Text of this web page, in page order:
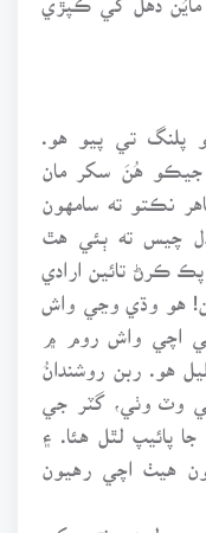
پلنگ تي پيو هو.
جيڪو هُنَ سکر مان
نڪتو ته سامهون
چيس ته ٻئي هٿ
ڪرڻ تائين ارادي
هو وڌي وڃي واش
اچي واش روم ۾
هو. ربن روشندانُ
وٽ وٺي، گٽر جي
پائيپ لٿل هئا. ۽
هيٺ اچي رهيون
۽ لوهي نڙين کي